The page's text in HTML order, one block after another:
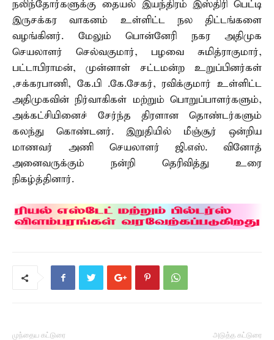
நலிந்தோர்களுக்கு தையல் இயந்திரம் இஸ்திரி பெட்டி
இருசக்கர வாகனம் உள்ளிட்ட நல திட்டங்களை
வழங்கினர். மேலும் பொன்னேரி நகர அதிமுக
செயலாளர் செல்வகுமார், பழவை சுமித்ராகுமார்,
பட்டாபிராமன், முன்னாள் சட்டமன்ற உறுப்பினர்கள்
,சக்கரபாணி, கே.பி .கே.சேகர், ரவிக்குமார் உள்ளிட்ட
அதிமுகவின் நிர்வாகிகள் மற்றும் பொறுப்பாளர்களும்,
அக்கட்சியினைச் சேர்ந்த திரளான தொண்டர்களும்
கலந்து கொண்டனர். இறுதியில் மீஞ்சூர் ஒன்றிய
மாணவர் அணி செயலாளர் ஜி.எஸ். வினோத்
அனைவருக்கும் நன்றி தெரிவித்து உரை
நிகழ்த்தினார்.
முந்தைய கட்டுரை அடுத்த கட்டுரை